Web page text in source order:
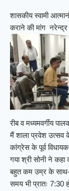
शासकीय स्वामी
कराने की मांग नरेन्द्र
रीब व मध्यमवर्गीय
मैं शाला प्रवेश उत्सव
कांग्रेस के पूर्व
गया श्री सोनी ने
बहुत कम उम्र के
समय भी प्रातः 7:30